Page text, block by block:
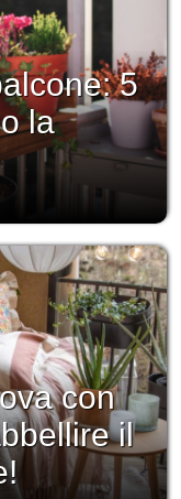
5
la
con
il